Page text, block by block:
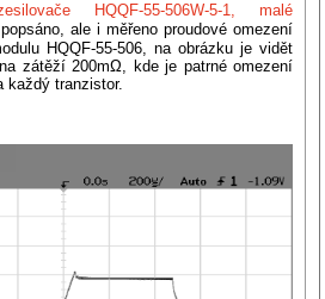
HQQF-55-506W-5-1, malé
ale i měřeno proudové omezení
HQQF-55-506, na obrázku je vidět
zátěží 200mΩ, kde je patrné omezení
každý tranzistor.